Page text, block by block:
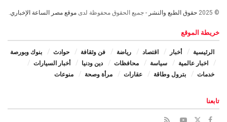
© 2025 حقوق الطبع والنشر - جميع الحقوق محفوظة لدى موقع مصر الساعة الإخباري.
خريطة الموقع
الرئيسية أخبار اقتصاد رياضة فن وثقافة حوادث
بنوك وبورصة
اخبار عالمية
سياسة محافظات دين ودنيا
أخبار السيارات
خدمات
بترول وطاقة عقارات مرأة وصحة منوعات
تابعنا